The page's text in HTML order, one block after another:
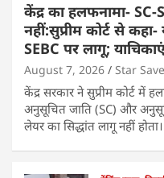
केंद्र का हलफनामा-
नहीं:सुप्रीम कोर्ट से
SEBC पर लागू;
August 7, 2026 Star
केंद्र सरकार ने सुप्रीम कोर्ट में
अनुसूचित जाति (SC) और
लेयर का सिद्धांत लागू नहीं